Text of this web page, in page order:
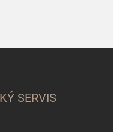
SERVIS